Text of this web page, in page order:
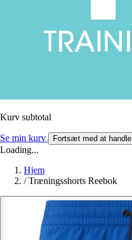
Kurv subtotal
Se min kurv Fortsæt med at handle
Loading...
Hjem
/ Træningsshorts Reebok